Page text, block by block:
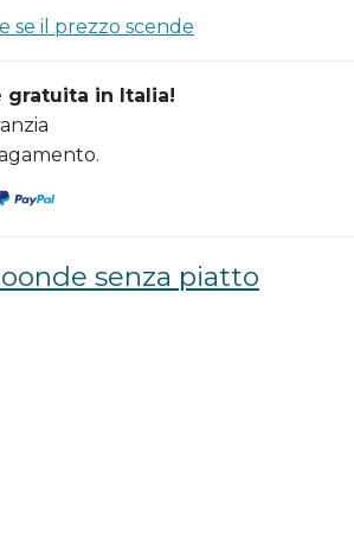
se il prezzo scende
gratuita in Italia!
senza piatto